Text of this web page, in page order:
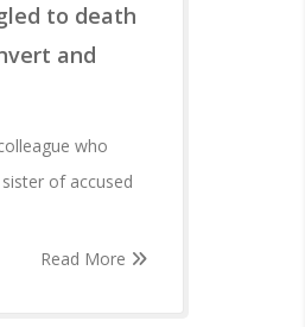
to death
and
who
of accused
Read More